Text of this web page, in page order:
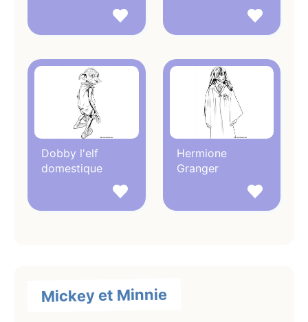
Dobby l'elf
domestique
Hermione
Granger
Mickey et Minnie